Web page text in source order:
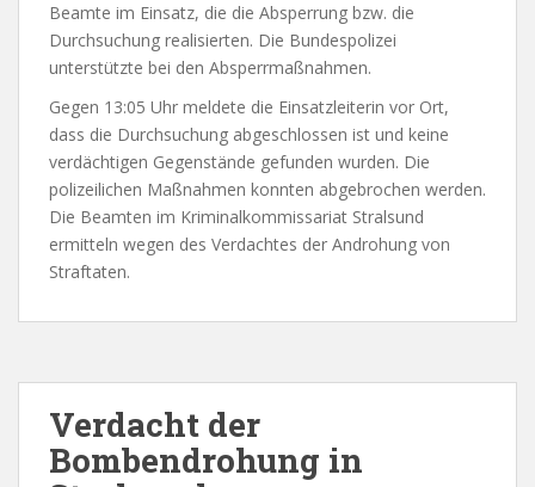
Beamte im Einsatz, die die Absperrung bzw. die
Durchsuchung realisierten. Die Bundespolizei
unterstützte bei den Absperrmaßnahmen.
Gegen 13:05 Uhr meldete die Einsatzleiterin vor Ort,
dass die Durchsuchung abgeschlossen ist und keine
verdächtigen Gegenstände gefunden wurden. Die
polizeilichen Maßnahmen konnten abgebrochen werden.
Die Beamten im Kriminalkommissariat Stralsund
ermitteln wegen des Verdachtes der Androhung von
Straftaten.
Verdacht der
Bombendrohung in